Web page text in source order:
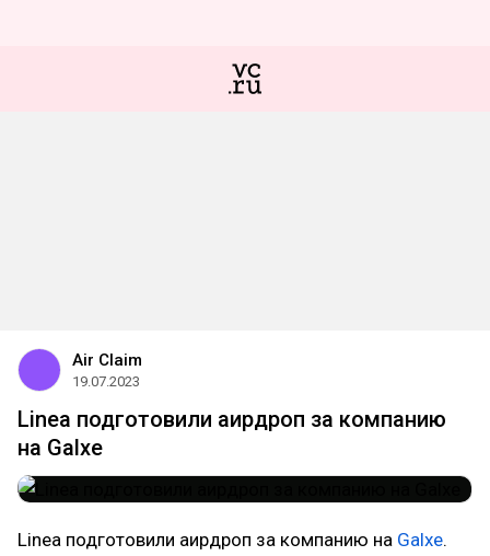
Air Claim
19.07.2023
Linea подготовили аирдроп за компанию
на Galxe
Linea подготовили аирдроп за компанию на Galxe.